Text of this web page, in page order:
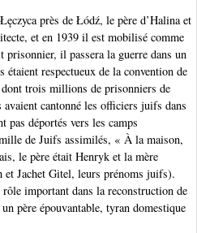
près de Łódź, le père d’Halina et
et en 1939 il est mobilisé comme
prisonnier, il passera la guerre dans un
respectueux de la convention de
trois millions de prisonniers de
avaient cantonné les officiers juifs dans
pas déportés vers les camps
de Juifs assimilés, « À la maison,
le père était Henryk et la mère
et Jachet Gitel, leurs prénoms juifs).
important dans la reconstruction de
père épouvantable, tyran domestique